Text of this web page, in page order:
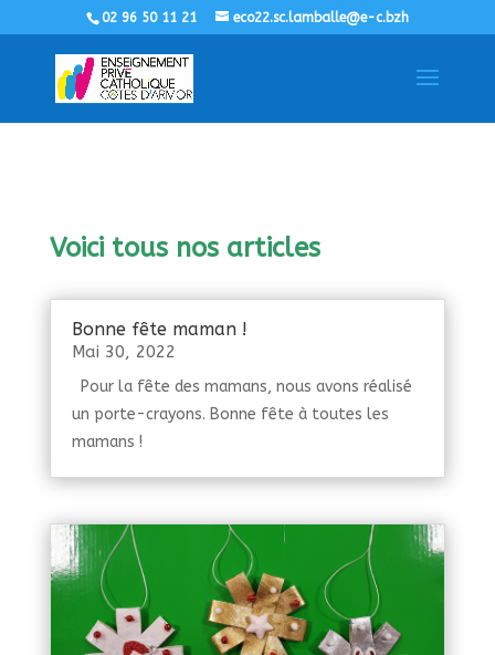
02 96 50 11 21 eco22.sc.lamballe@e-c.bzh
Voici tous nos articles
Bonne fête maman !
Mai 30, 2022
Pour la fête des mamans, nous avons réalisé
un porte-crayons. Bonne fête à toutes les
mamans !